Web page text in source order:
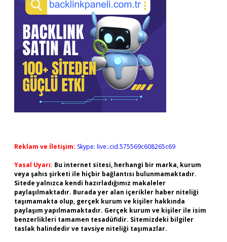
Reklam ve İletişim: Skype: live:.cid.575569c608265c69
Yasal Uyarı: Bu internet sitesi, herhangi bir marka, kurum
veya şahıs şirketi ile hiçbir bağlantısı bulunmamaktadır.
Sitede yalnızca kendi hazırladığımız makaleler
paylaşılmaktadır. Burada yer alan içerikler haber niteliği
taşımamakta olup, gerçek kurum ve kişiler hakkında
paylaşım yapılmamaktadır. Gerçek kurum ve kişiler ile isim
benzerlikleri tamamen tesadüfidir. Sitemizdeki bilgiler
taslak halindedir ve tavsiye niteliği taşımazlar.